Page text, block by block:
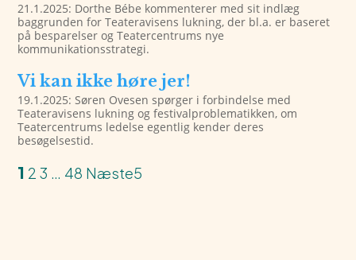
21.1.2025: Dorthe Bébe kommenterer med sit indlæg
baggrunden for Teateravisens lukning, der bl.a. er baseret
på besparelser og Teatercentrums nye
kommunikationsstrategi.
Vi kan ikke høre jer!
19.1.2025: Søren Ovesen spørger i forbindelse med
Teateravisens lukning og festivalproblematikken, om
Teatercentrums ledelse egentlig kender deres
besøgelsestid.
1 2 3 … 48 Næste